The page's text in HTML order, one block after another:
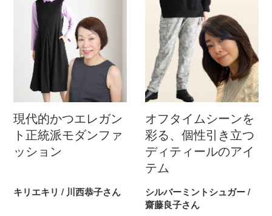
現代的かつエレガン
ト正統派モダンファ
ッション
キリエキリ / 川西恭子さん
オフタイムシーンを
彩る、個性引き立つ
ディティールのアイ
テム
シルバーミントシュガー /
齋藤良子さん